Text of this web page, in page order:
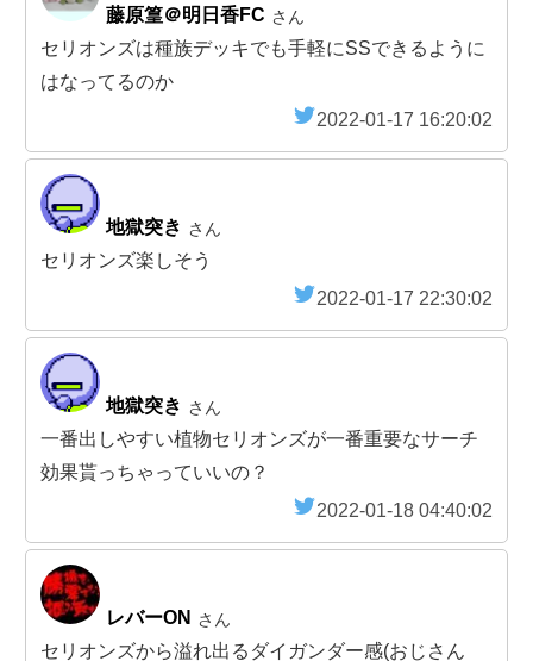
藤原篁＠明日香FC さん
セリオンズは種族デッキでも手軽にSSできるように
はなってるのか
2022-01-17 16:20:02
地獄突き さん
セリオンズ楽しそう
2022-01-17 22:30:02
地獄突き さん
一番出しやすい植物セリオンズが一番重要なサーチ
効果貰っちゃっていいの？
2022-01-18 04:40:02
レバーON さん
セリオンズから溢れ出るダイガンダー感(おじさん